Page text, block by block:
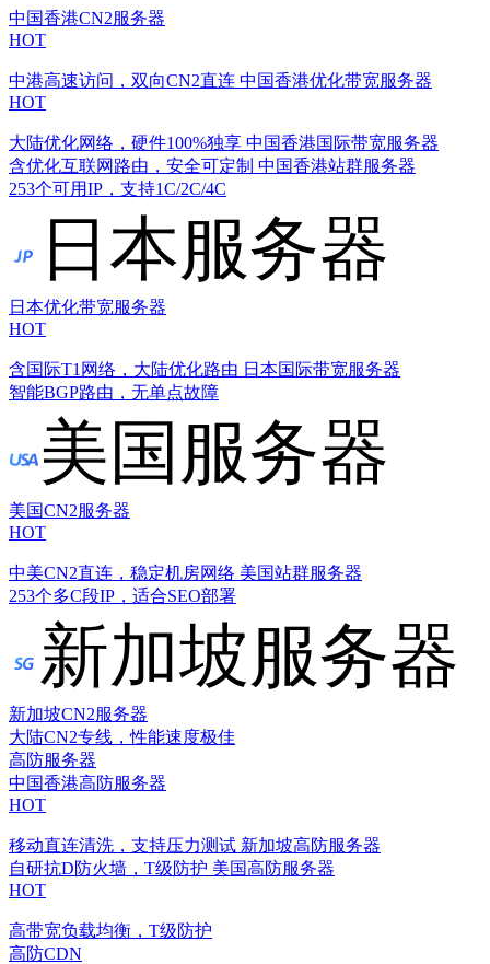
中国香港CN2服务器
HOT
中港高速访问，双向CN2直连 中国香港优化带宽服务器
HOT
大陆优化网络，硬件100%独享 中国香港国际带宽服务器
含优化互联网路由，安全可定制 中国香港站群服务器
253个可用IP，支持1C/2C/4C
日本服务器
日本优化带宽服务器
HOT
含国际T1网络，大陆优化路由 日本国际带宽服务器
智能BGP路由，无单点故障
美国服务器
美国CN2服务器
HOT
中美CN2直连，稳定机房网络 美国站群服务器
253个多C段IP，适合SEO部署
新加坡服务器
新加坡CN2服务器
大陆CN2专线，性能速度极佳
高防服务器
中国香港高防服务器
HOT
移动直连清洗，支持压力测试 新加坡高防服务器
自研抗D防火墙，T级防护 美国高防服务器
HOT
高带宽负载均衡，T级防护
高防CDN